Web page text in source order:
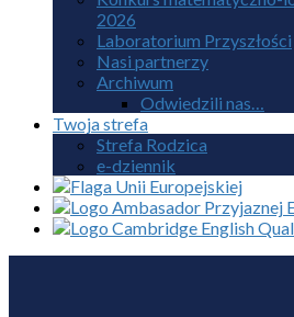
2026
Laboratorium Przyszłości
Nasi partnerzy
Archiwum
Odwiedzili nas…
Twoja strefa
Strefa Rodzica
e-dziennik